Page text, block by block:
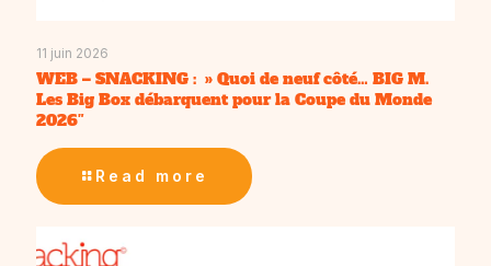
11 juin 2026
WEB – SNACKING : » Quoi de neuf côté… BIG M.
Les Big Box débarquent pour la Coupe du Monde
2026″
Read more